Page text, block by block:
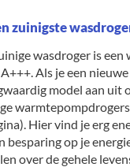
zuinigste
wasdroger is
Als je een
model aan uit
Hier vind je erg
besparing op je
over de gehele